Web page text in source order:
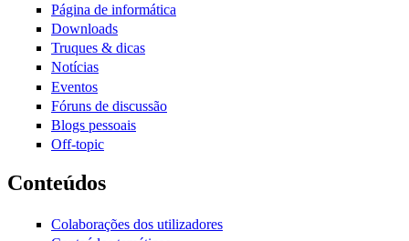
Página de informática
Downloads
Truques & dicas
Notícias
Eventos
Fóruns de discussão
Blogs pessoais
Off-topic
Conteúdos
Colaborações dos utilizadores